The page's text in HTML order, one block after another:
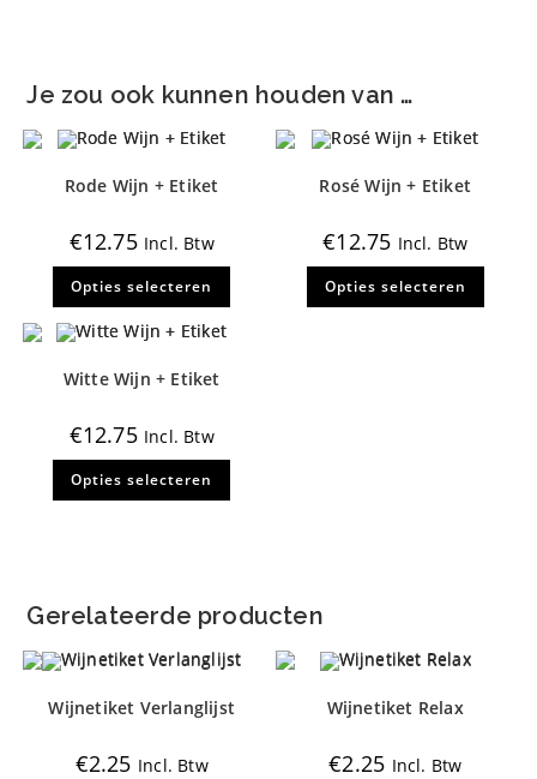
Je zou ook kunnen houden van …
Rode Wijn + Etiket
€12.75 Incl. Btw
Opties selecteren
Dit
heeft
de
Rosé Wijn + Etiket
€12.75 Incl. Btw
Opties selecteren
Dit
heeft
Witte Wijn + Etiket
€12.75 Incl. Btw
Opties selecteren
Dit
heeft
worden
de
productpagina
Gerelateerde producten
Wijnetiket Verlanglijst
€2.25 Incl. Btw
Wijnetiket Relax
€2.25 Incl. Btw